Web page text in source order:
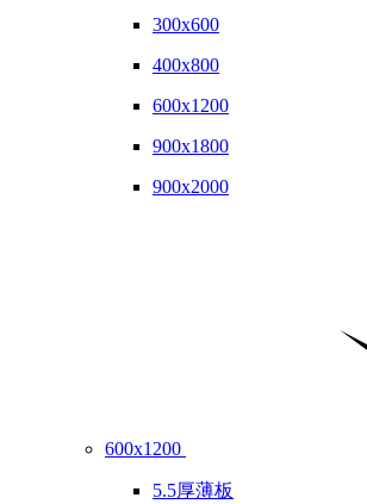
300x600
400x800
600x1200
900x1800
900x2000
600x1200
5.5厚薄板